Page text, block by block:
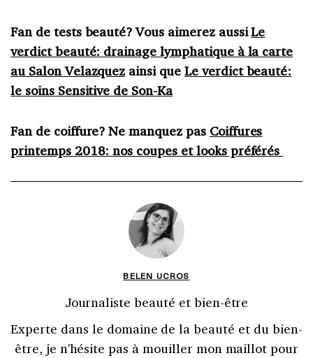
Fan de tests beauté? Vous aimerez aussiLe
verdict beauté: drainage lymphatique à la carte
au Salon Velazquez ainsi que Le verdict beauté:
le soins Sensitive de Son-Ka
Fan de coiffure? Ne manquez pas Coiffures
printemps 2018: nos coupes et looks préférés
BELEN UCROS
Journaliste beauté et bien-être
Experte dans le domaine de la beauté et du bien-
être, je n'hésite pas à mouiller mon maillot pour